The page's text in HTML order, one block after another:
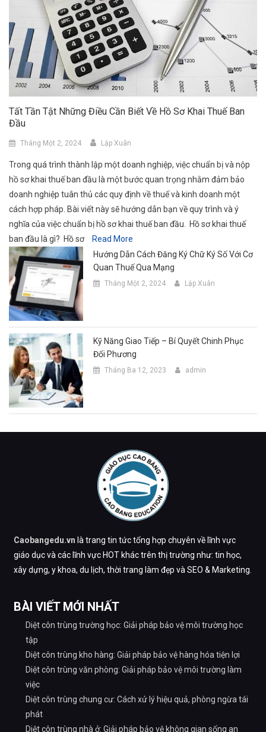
Tất Tần Tật Những Điều Cần Biết Về Hồ Sơ Khai Thuế Ban
Đầu
Tháng Một 2, 2024 Lập Xuân
Trong quá trình thành lập một doanh nghiệp, việc chuẩn bị và nộp
hồ sơ khai thuế ban đầu là một bước quan trọng nhằm đảm bảo
doanh nghiệp tuân thủ các quy định về thuế và kinh doanh một
cách hợp pháp. Bài viết này sẽ hướng dẫn bạn về quy trình và ý
nghĩa của việc chuẩn bị hồ sơ khai thuế ban đầu. Hồ sơ khai thuế
ban đầu là gì? Hồ sơ
Read More
Hướng Dẫn Cách Đăng Ký Chữ Ký Số Với Cơ
Quan Thuế Qua Mạng
Tháng Một 2, 2024 Lập Xuân
Kỹ Năng Giao Tiếp – Bí Quyết Chinh Phục
Đối Phương
Tháng Ba 12, 2023 admin
Caobangedu.vn là trang tin tức tổng hợp chuyên về lĩnh vực
giáo dục và các lĩnh vực HOT khác trên thị trường như: tin học,
xây dựng, y khoa, du lịch, thời trang làm đẹp và SEO & Marketing.
BÀI VIẾT MỚI NHẤT
Diệt côn trùng trường học: Giải pháp bảo vệ môi trường học
tập
Diệt côn trùng kho hàng: Giải pháp bảo vệ hàng hóa tiện lợi
Diệt côn trùng văn phòng: Giải pháp bảo vệ môi trường làm
việc
Diệt côn trùng chung cư: Cách xử lý hiệu quả, phòng ngừa tái
phát
Diệt côn trùng nhà ở: Giải pháp bảo vệ không gian sống an